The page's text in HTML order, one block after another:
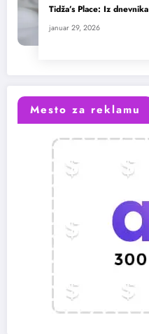
Tidža’s Place: Iz dnevnika
januar 29, 2026
Mesto za reklamu